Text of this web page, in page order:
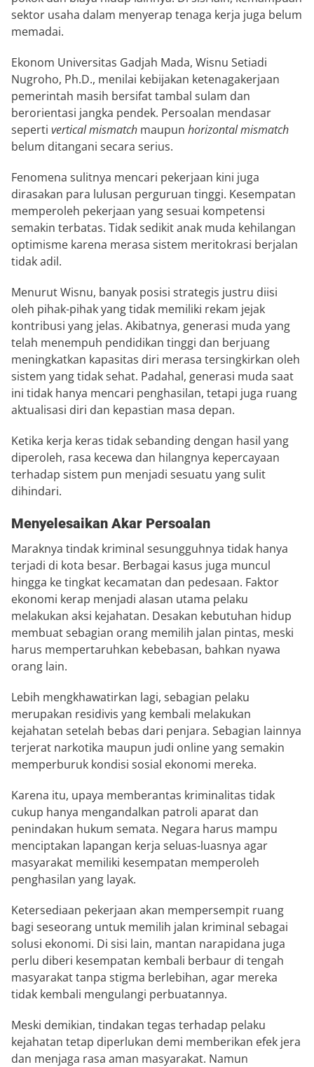
sektor usaha dalam menyerap tenaga kerja juga belum
memadai.
Ekonom Universitas Gadjah Mada, Wisnu Setiadi
Nugroho, Ph.D., menilai kebijakan ketenagakerjaan
pemerintah masih bersifat tambal sulam dan
berorientasi jangka pendek. Persoalan mendasar
seperti vertical mismatch maupun horizontal mismatch
belum ditangani secara serius.
Fenomena sulitnya mencari pekerjaan kini juga
dirasakan para lulusan perguruan tinggi. Kesempatan
memperoleh pekerjaan yang sesuai kompetensi
semakin terbatas. Tidak sedikit anak muda kehilangan
optimisme karena merasa sistem meritokrasi berjalan
tidak adil.
Menurut Wisnu, banyak posisi strategis justru diisi
oleh pihak-pihak yang tidak memiliki rekam jejak
kontribusi yang jelas. Akibatnya, generasi muda yang
telah menempuh pendidikan tinggi dan berjuang
meningkatkan kapasitas diri merasa tersingkirkan oleh
sistem yang tidak sehat. Padahal, generasi muda saat
ini tidak hanya mencari penghasilan, tetapi juga ruang
aktualisasi diri dan kepastian masa depan.
Ketika kerja keras tidak sebanding dengan hasil yang
diperoleh, rasa kecewa dan hilangnya kepercayaan
terhadap sistem pun menjadi sesuatu yang sulit
dihindari.
Menyelesaikan Akar Persoalan
Maraknya tindak kriminal sesungguhnya tidak hanya
terjadi di kota besar. Berbagai kasus juga muncul
hingga ke tingkat kecamatan dan pedesaan. Faktor
ekonomi kerap menjadi alasan utama pelaku
melakukan aksi kejahatan. Desakan kebutuhan hidup
membuat sebagian orang memilih jalan pintas, meski
harus mempertaruhkan kebebasan, bahkan nyawa
orang lain.
Lebih mengkhawatirkan lagi, sebagian pelaku
merupakan residivis yang kembali melakukan
kejahatan setelah bebas dari penjara. Sebagian lainnya
terjerat narkotika maupun judi online yang semakin
memperburuk kondisi sosial ekonomi mereka.
Karena itu, upaya memberantas kriminalitas tidak
cukup hanya mengandalkan patroli aparat dan
penindakan hukum semata. Negara harus mampu
menciptakan lapangan kerja seluas-luasnya agar
masyarakat memiliki kesempatan memperoleh
penghasilan yang layak.
Ketersediaan pekerjaan akan mempersempit ruang
bagi seseorang untuk memilih jalan kriminal sebagai
solusi ekonomi. Di sisi lain, mantan narapidana juga
perlu diberi kesempatan kembali berbaur di tengah
masyarakat tanpa stigma berlebihan, agar mereka
tidak kembali mengulangi perbuatannya.
Meski demikian, tindakan tegas terhadap pelaku
kejahatan tetap diperlukan demi memberikan efek jera
dan menjaga rasa aman masyarakat. Namun